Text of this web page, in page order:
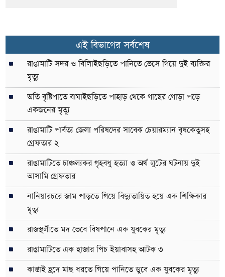
এই বিভাগের সর্বশেষ
রাঙামাটি সদর ও বিলািইছড়িতে পানিতে ভেসে গিয়ে দুই ব্যক্তির
মৃত্যু
অতি বৃষ্টিপাতে বাঘাইছড়িতে পাহাড় থেকে গাছের গোড়া পড়ে
একজনের মৃত্যূ
রাঙামাটি পার্বত্য জেলা পরিষদের সাবেক চেয়ারম্যান বৃষকেতুসহ
গ্রেফতার ২
রাঙামাটিতে চাঞ্চল্যকর গৃহবধু হত্যা ও অর্থ লুটের ঘটনায় দুই
আসামি গ্রেফতার
নানিয়ারচরে জাম পাড়তে গিয়ে বিদ্যুতায়িত হয়ে এক শিক্ষিকার
মৃত্যু
রাজস্থলীতে মদ ভেবে বিষপানে এক যুবকের মৃত্যু
রাঙামাটিতে এক হাজার পিচ ইয়াবাসহ আটক ৩
কাপ্তাই হ্রদে মাছ ধরতে গিয়ে পানিতে ডুবে এক যুবকের মৃত্যু